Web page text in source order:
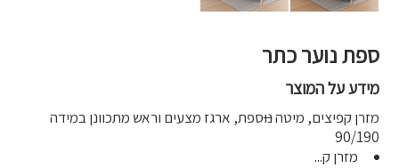
ספת נוער כתר
מידע על המוצר
מזרן קפיצים, מיטהנוספת, ארגז מצעים וראש מתכוונן במידה
90/190
מזרן ק...